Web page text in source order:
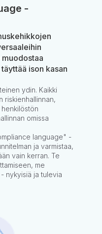
-
ison kasan
ydin. Kaikki
riskienhallinnan,
omissa
language" -
ja varmistaa,
vain kerran. Te
me
nykyisiä ja tulevia